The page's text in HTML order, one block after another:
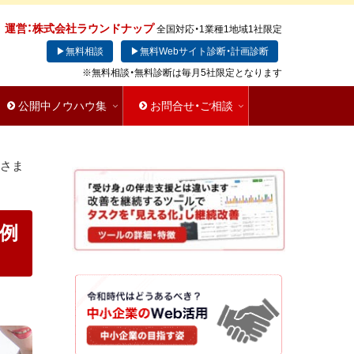
運営：株式会社ラウンドナップ 全国対応・1業種1地域1社限定
▶無料相談
▶無料Webサイト診断・計画診断
※無料相談・無料診断は毎月5社限定となります
公開中ノウハウ集 お問合せ・ご相談
ま